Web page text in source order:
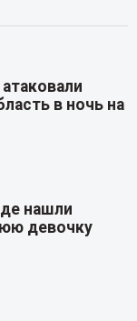
в ночь на
нашли
девочку